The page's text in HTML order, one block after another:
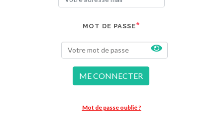
MOT DE PASSE
ME CONNECTER
Mot de passe oublié ?